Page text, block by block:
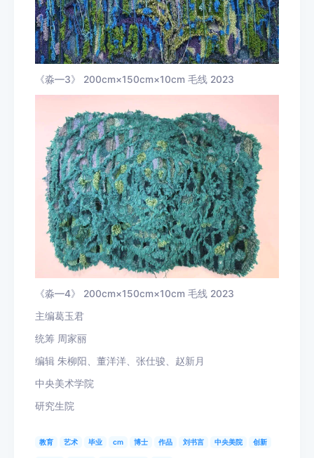
《淼—3》 200cm×150cm×10cm 毛线 2023
《淼—4》 200cm×150cm×10cm 毛线 2023
主编葛玉君
统筹 周家丽
编辑 朱柳阳、董洋洋、张仕骏、赵新月
中央美术学院
研究生院
教育 艺术 毕业 cm 博士 作品 刘书言 中央美院 创新